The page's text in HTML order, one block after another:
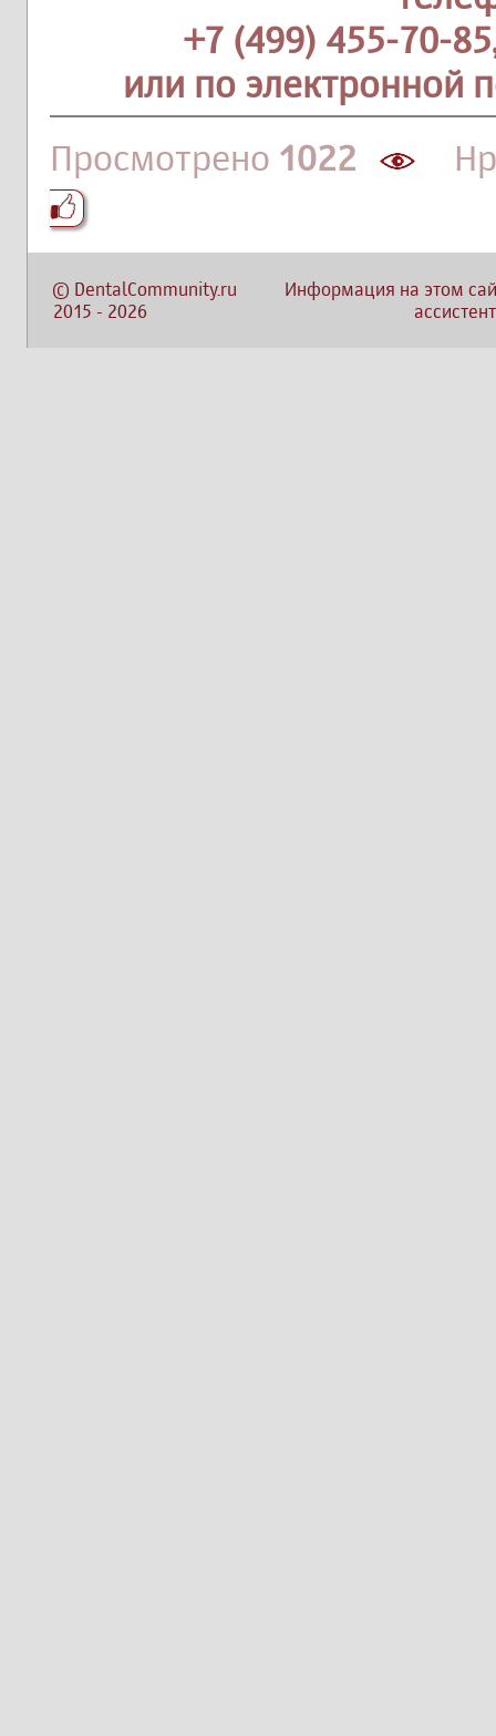
+7 (499) 455-70-
или по электронной
Просмотрено 1022
© DentalCommunity.ru
2015 - 2026
Информация на этом